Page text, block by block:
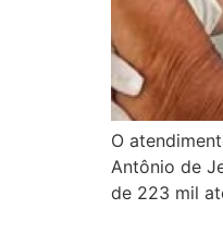
O
Antônio de
de 223 mil